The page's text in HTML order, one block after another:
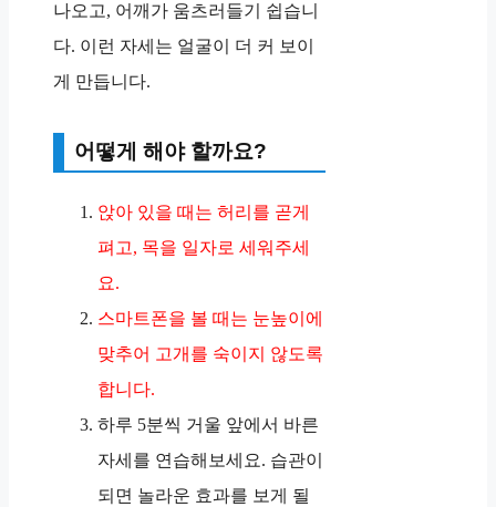
나오고, 어깨가 움츠러들기 쉽습니
다. 이런 자세는 얼굴이 더 커 보이
게 만듭니다.
어떻게 해야 할까요?
앉아 있을 때는 허리를 곧게
펴고, 목을 일자로 세워주세
요.
스마트폰을 볼 때는 눈높이에
맞추어 고개를 숙이지 않도록
합니다.
하루 5분씩 거울 앞에서 바른
자세를 연습해보세요. 습관이
되면 놀라운 효과를 보게 될